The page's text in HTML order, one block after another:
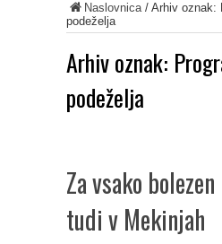
Naslovnica/ Arhiv oznak:
podeželja
Arhiv oznak:
podeželja
Za vsako
tudi v Mekinjah